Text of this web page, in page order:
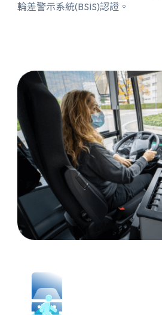
輪差警示系統(BSIS)認證。